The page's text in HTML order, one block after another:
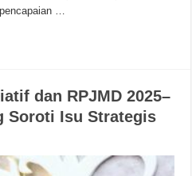
…
dan RPJMD 2025–
Soroti Isu Strategis